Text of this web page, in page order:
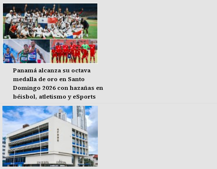
Panamá alcanza su octava
medalla de oro en Santo
Domingo 2026 con hazañas en
béisbol, atletismo y eSports